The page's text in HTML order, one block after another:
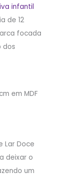
infantil
de 12
focada
dos
em MDF
Lar Doce
deixar o
um